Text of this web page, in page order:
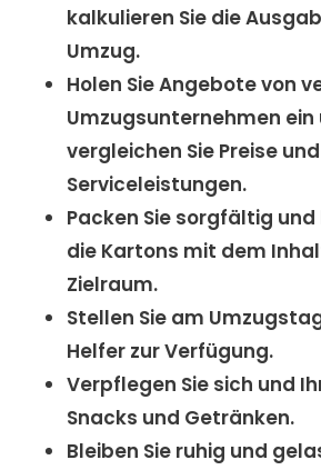
kalkulieren Sie die
Umzug.
Holen Sie Angebote von
Umzugsunternehmen ein
vergleichen Sie Preise und
Serviceleistungen.
Packen Sie sorgfältig
die Kartons mit dem
Zielraum.
Stellen Sie am
Helfer zur Verfügung.
Verpflegen Sie sich und
Snacks und Getränken.
Bleiben Sie ruhig und